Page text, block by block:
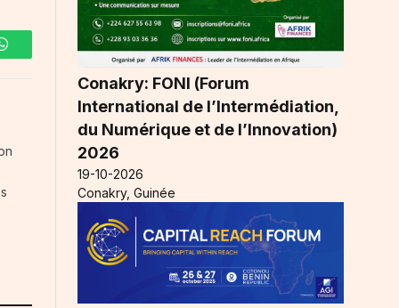
WhatsApp
Conakry: FONI (Forum
International de l’Intermédiation,
du Numérique et de l’Innovation)
2026
19-10-2026
Conakry, Guinée